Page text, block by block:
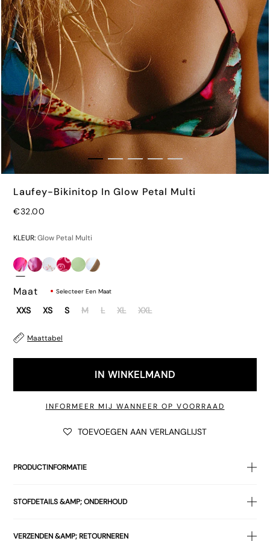
Laufey-Bikinitop In Glow Petal Multi
€32.00
KLEUR:Glow Petal Multi
Maat Selecteer Een Maat
XXS XS S M L XL XXL
Maattabel
IN WINKELMAND
INFORMEER MIJ WANNEER OP VOORRAAD
TOEVOEGEN AAN VERLANGLIJST
PRODUCTINFORMATIE
zwemkleding
• Halterhalslijn
STOFDETAILS &AMP; ONDERHOUD
VERZENDEN &AMP; RETOURNEREN
€32.00
€32.00